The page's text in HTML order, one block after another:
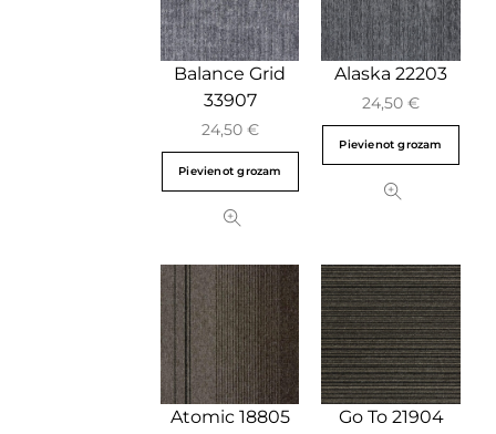
Balance Grid
33907
24,50 €
Pievienot grozam
Alaska 22203
24,50€
Pievienot grozam
Atomic 18805 Go To 21904